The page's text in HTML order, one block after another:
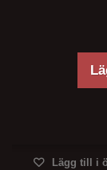
Lägg till i